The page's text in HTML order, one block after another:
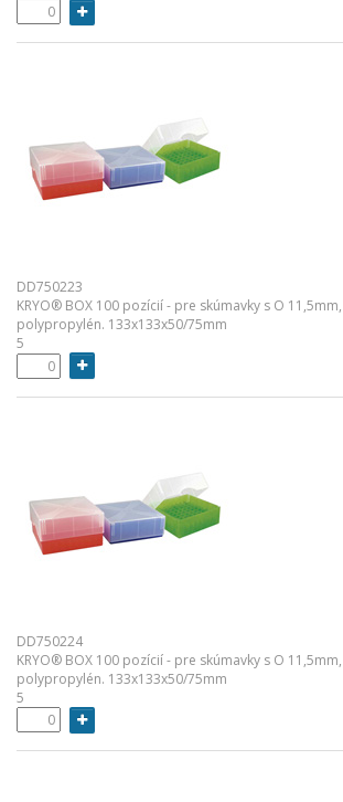
DD750223
KRYO® BOX 100 pozícií - pre skúmavky s O
polypropylén. 133x133x50/75mm
5
DD750224
KRYO® BOX 100 pozícií - pre skúmavky s O
polypropylén. 133x133x50/75mm
5